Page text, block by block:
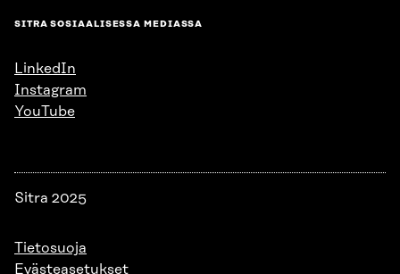
SITRA SOSIAALISESSA MEDIASSA
LinkedIn
Instagram
YouTube
Sitra 2025
Tietosuoja
Evästeasetukset